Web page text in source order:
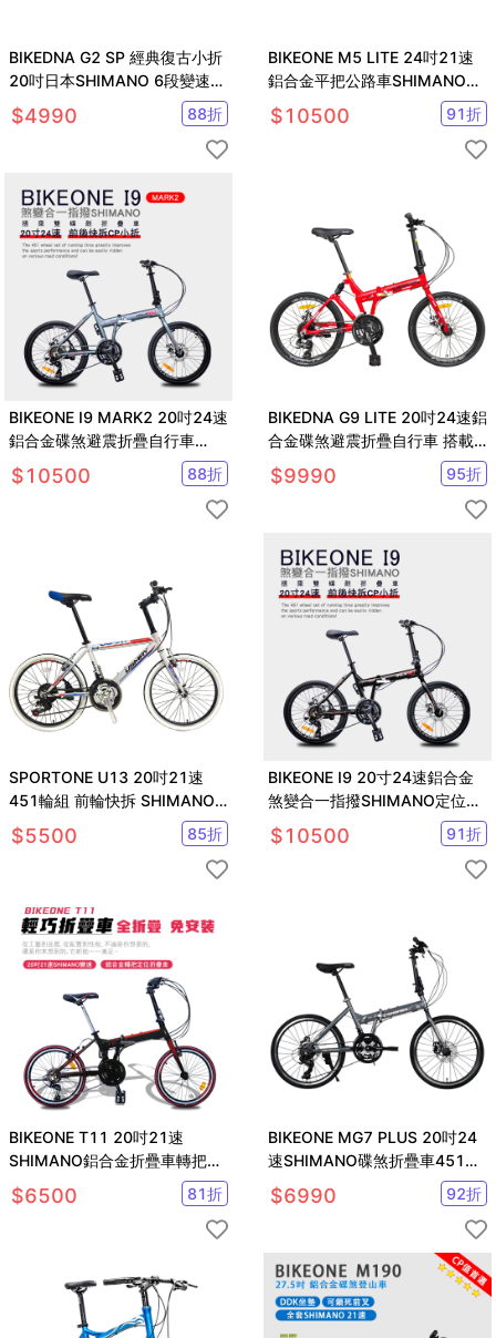
BIKEDNA G2 SP 經典復古小折
20吋日本SHIMANO 6段變速折
疊車文青有型城市漫游
$4990 88折
BIKEONE M5 LITE 24吋21速
鋁合金平把公路車SHIMANO
21速煞變合一
$10500 91折
BIKEONE I9 MARK2 20吋24速
鋁合金碟煞避震折疊自行車
SHIMANO煞變合一
$10500 88折
BIKEDNA G9 LITE 20吋24速鋁
合金碟煞避震折疊自行車 搭載
SHIMANO24變速
$9990 95折
SPORTONE U13 20吋21速
451輪組 前輪快拆 SHIMANO
指撥煞變合一變速器小徑車
$5500 85折
BIKEONE I9 20寸24速鋁合金
煞變合一指撥SHIMANO定位折
疊車 雙碟剎前後快拆CP小折
$10500 91折
BIKEONE T11 20吋21速
SHIMANO鋁合金折疊車轉把定
位城市小跑極簡風小折CP最佳
選擇
$6500 81折
BIKEONE MG7 PLUS 20吋24
速SHIMANO碟煞折疊車451輪
組小跑指撥煞變合一定位
$6990 92折